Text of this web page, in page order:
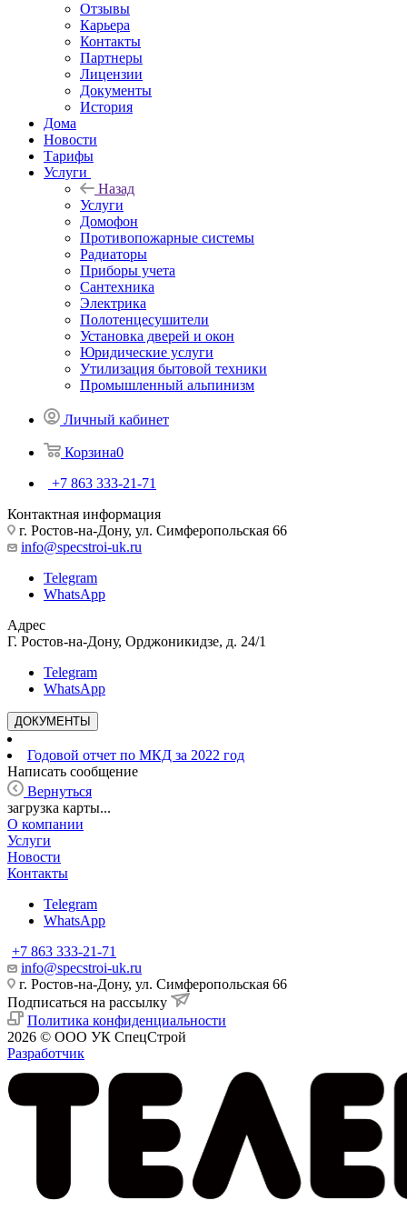
Отзывы
Карьера
Контакты
Партнеры
Лицензии
Документы
История
Дома
Новости
Тарифы
Услуги
Назад
Услуги
Домофон
Противопожарные системы
Радиаторы
Приборы учета
Сантехника
Электрика
Полотенцесушители
Установка дверей и окон
Юридические услуги
Утилизация бытовой техники
Промышленный альпинизм
Личный кабинет
Корзина0
+7 863 333-21-71
Контактная информация
г. Ростов-на-Дону, ул. Симферопольская 66
info@specstroi-uk.ru
Telegram
WhatsApp
Адрес
Г. Ростов-на-Дону, Орджоникидзе, д. 24/1
Telegram
WhatsApp
ДОКУМЕНТЫ
Годовой отчет по МКД за 2022 год
Написать сообщение
Вернуться
загрузка карты...
О компании
Услуги
Новости
Контакты
Telegram
WhatsApp
+7 863 333-21-71
info@specstroi-uk.ru
г. Ростов-на-Дону, ул. Симферопольская 66
Подписаться на рассылку
Политика конфиденциальности
2026 © ООО УК СпецСтрой
Разработчик